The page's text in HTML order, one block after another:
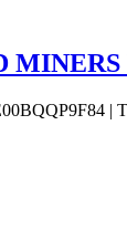
MINERS
|